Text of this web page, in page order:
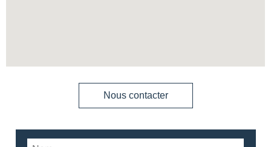
Nous contacter